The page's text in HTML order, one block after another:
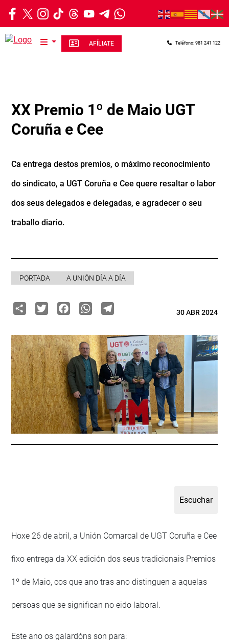
Ir o contido principal
AFÍLIATE Teléfono: 981 241 122
XX Premio 1º de Maio UGT
Coruña e Cee
Ca entrega destos premios, o máximo reconocimiento
do sindicato, a UGT Coruña e Cee quere resaltar o labor
dos seus delegados e delegadas, e agradecer o seu
traballo diario.
PORTADA A UNIÓN DÍA A DÍA
ShareTwitterFacebook
WhatsApp
Telegram30 ABR 2024
Hoxe 26 de abril, a Unión Comarcal de UGT Coruña e Cee
fixo entrega da XX edición dos seus tradicionais Premios
1º de Maio, cos que ano tras ano distinguen a aquelas
persoas que se significan no eido laboral.
Este ano os galardóns son para: